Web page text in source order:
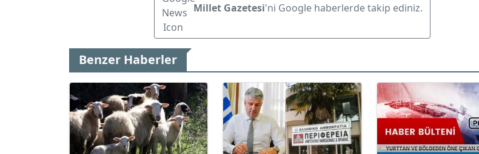
Millet Gazetesi'ni Google haberlerde takip ediniz.
Benzer Haberler